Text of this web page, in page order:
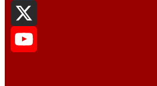
Facebook
X